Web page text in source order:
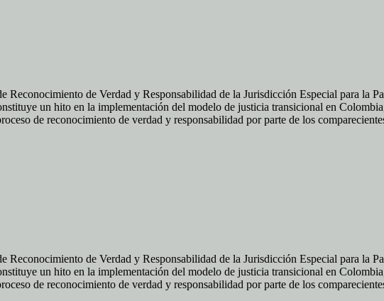
Reconocimiento de Verdad y Responsabilidad de la Jurisdicción Especial para la
un hito en la implementación del modelo de justicia transicional en
de reconocimiento de verdad y responsabilidad por parte de los
Reconocimiento de Verdad y Responsabilidad de la Jurisdicción Especial para la
un hito en la implementación del modelo de justicia transicional en
de reconocimiento de verdad y responsabilidad por parte de los